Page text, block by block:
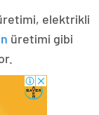
elektrikli
üretimi gibi